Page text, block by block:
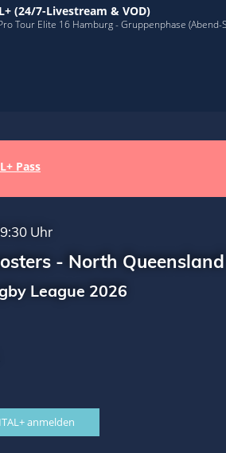
(24/7-Livestream & VOD)
Tour Elite 16 Hamburg - Gruppenphase
Pass
Uhr
- North
League 2026
anmelden